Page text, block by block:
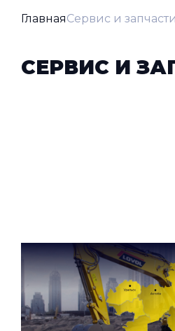
ГлавнаяСервис и запчасти
СЕРВИС И